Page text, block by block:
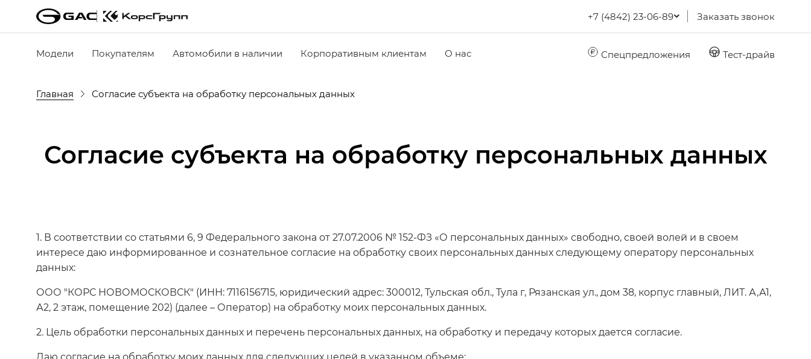
+7 (4842) 23-06-89 Заказать звонок
Модели Покупателям Автомобили в наличии Корпоративным клиентам О нас Спецпредложения Тест-драйв
Главная Согласие субъекта на обработку персональных данных
Согласие субъекта на обработку персональных данных
1. В соответствии со статьями 6, 9 Федерального закона от 27.07.2006 № 152-ФЗ «О персональных данных» свободно, своей волей и в своем
интересе даю информированное и сознательное согласие на обработку своих персональных данных следующему оператору персональных
данных:
ООО "КОРС НОВОМОСКОВСК" (ИНН: 7116156715, юридический адрес: 300012, Тульская обл., Тула г, Рязанская ул., дом 38, корпус главный, ЛИТ. А,А1,
А2, 2 этаж, помещение 202) (далее – Оператор) на обработку моих персональных данных.
2. Цель обработки персональных данных и перечень персональных данных, на обработку и передачу которых дается согласие.
Даю согласие на обработку моих данных для следующих целей в указанном объеме: